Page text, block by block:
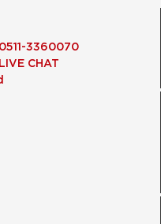
3360070
CHAT